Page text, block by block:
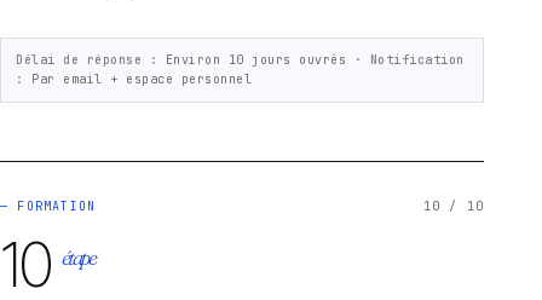
Délai de réponse : Environ 10 jours ouvrés ·
Notification
:
Par email + espace personnel
— FORMATION 10 / 10
10 étape